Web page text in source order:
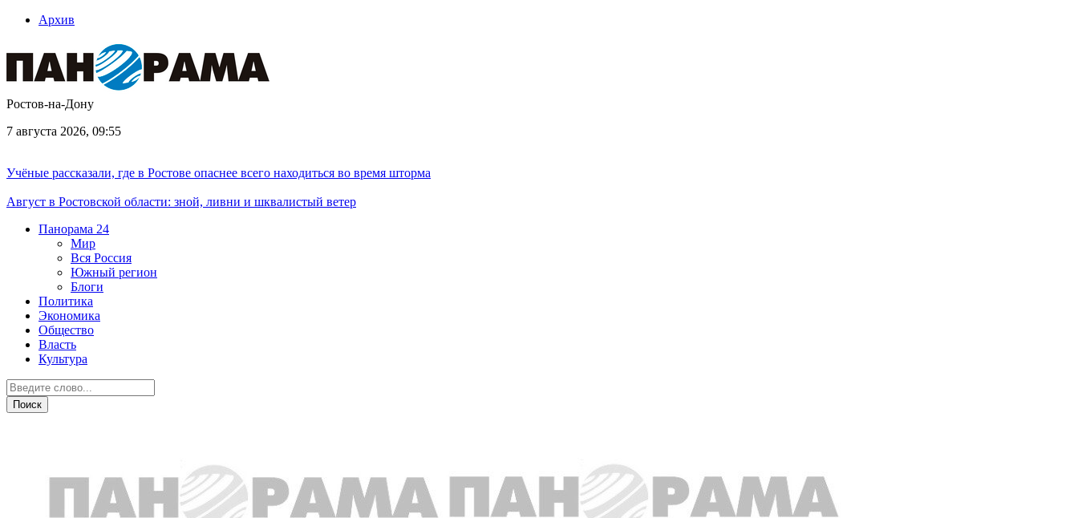
Архив
Ростов-на-Дону
7 августа 2026, 09:55
Учёные рассказали, где в Ростове опаснее всего находиться во время шторма
Август в Ростовской области: зной, ливни и шквалистый ветер
Панорама 24
Мир
Вся Россия
Южный регион
Блоги
Политика
Экономика
Общество
Власть
Культура